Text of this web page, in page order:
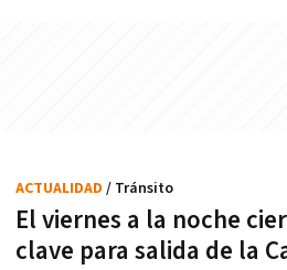
El viernes a la noche
clave para salida de la
ACTUALIDAD / Tránsito